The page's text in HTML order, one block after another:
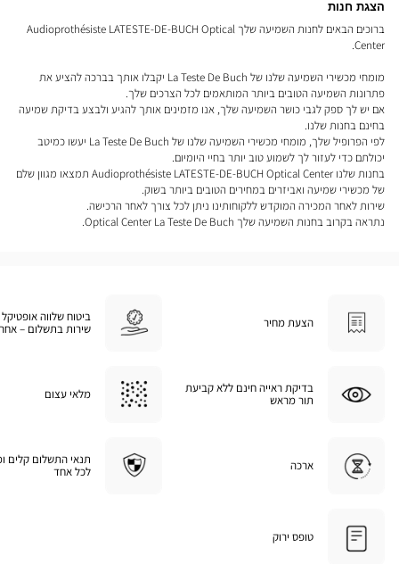
הצגת חנות
ברוכים הבאים לחנות השמיעה שלך Audioprothésiste LATESTE-DE-BUCH Optical
Center.
מומחי מכשירי השמיעה שלנו של La Teste De Buch יקבלו אותך בברכה להציע את
פתרונות השמיעה הטובים ביותר המותאמים לכל הצרכים שלך.
אם יש לך ספק לגבי כושר השמיעה שלך, אנו מזמינים אותך להגיע ולבצע בדיקת שמיעה
בחינם בחנות שלנו.
לפי הפרופיל שלך, מומחי מכשירי השמיעה שלנו של La Teste De Buch יעשו כמיטב
יכולתם כדי לעזור לך לשמוע טוב יותר בחיי היומיום.
בחנות שלנו Audioprothésiste LATESTE-DE-BUCH Optical Center תמצאו מגוון שלם
של מכשירי שמיעה ואביזרים במחירים הטובים ביותר בשוק.
שירות לאחר המכירה המוקדש ללקוחותינו ניתן לכל צורך לאחר הרכישה.
נתראה בקרוב בחנות השמיעה שלך Optical Center La Teste De Buch.
הצעת מחיר
ביטוח שלווה
שירות בתשלום –
בדיקת ראייה חינם ללא קביעת
תור מראש
מלאי עצום
ארכה
תנאי התשלום קלים
לכל אחד
טופס ירוק